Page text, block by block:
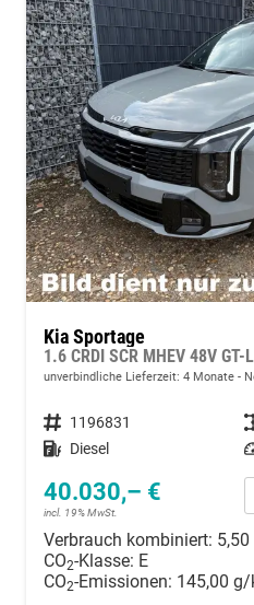
Kia Sportage
1.6 CRDI SCR MHEV 48V
unverbindliche Lieferzeit: 4 Monate
Fahrzeugnummer 1196831
Kraftstoff Diesel
40.030,– €
incl. 19% MwSt.
Verbrauch kombiniert:
CO2-Klasse: E
CO2-Emissionen: 145,00